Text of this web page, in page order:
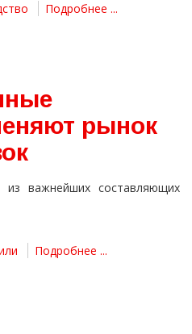
Подробнее ...
рынок
из важнейших составляющих
Подробнее ...